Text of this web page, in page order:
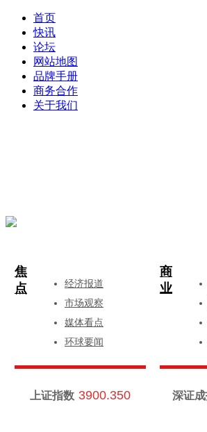
首页
快讯
论坛
网站地图
品牌手册
商务合作
关于我们
焦
点
经济报道
市场观察
媒体看点
环球要闻
商
业
上证指数 3900.350 深证